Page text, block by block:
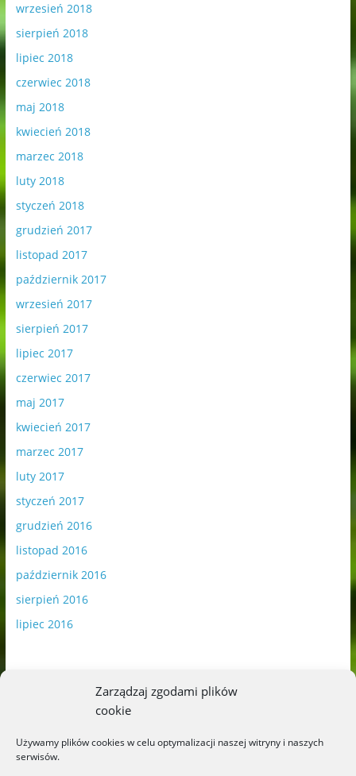
Zarządzaj zgodami plików
cookie
Używamy plików cookies w celu optymalizacji naszej witryny i naszych
serwisów.
wrzesień 2018
sierpień 2018
lipiec 2018
czerwiec 2018
maj 2018
kwiecień 2018
marzec 2018
luty 2018
styczeń 2018
grudzień 2017
listopad 2017
październik 2017
wrzesień 2017
sierpień 2017
lipiec 2017
czerwiec 2017
maj 2017
kwiecień 2017
marzec 2017
luty 2017
styczeń 2017
grudzień 2016
listopad 2016
październik 2016
sierpień 2016
lipiec 2016